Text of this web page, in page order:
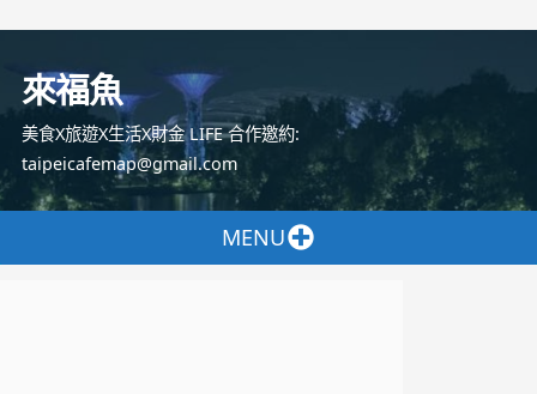
容
來福魚
美食X旅遊X生活X財金 LIFE 合作邀約:
taipeicafemap@gmail.com
MENU